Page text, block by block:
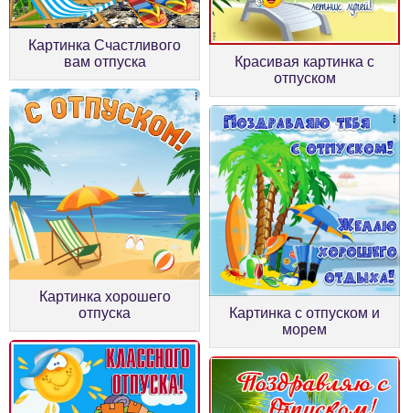
Картинка Счастливого
вам отпуска
Красивая картинка с
отпуском
Картинка хорошего
отпуска
Картинка с отпуском и
морем